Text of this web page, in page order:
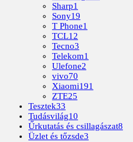
Sharp1
Sony19
T Phone1
TCL12
Tecno3
Telekom1
Ulefone2
vivo70
Xiaomi191
ZTE25
Tesztek33
Tudásvilág10
Űrkutatás és csillagászat8
Üzlet és tőzsde3